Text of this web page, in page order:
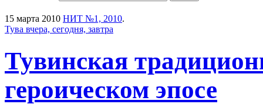
15 марта 2010 НИТ №1, 2010.
Тува вчера, сегодня, завтра
Тувинская
героическом эпосе